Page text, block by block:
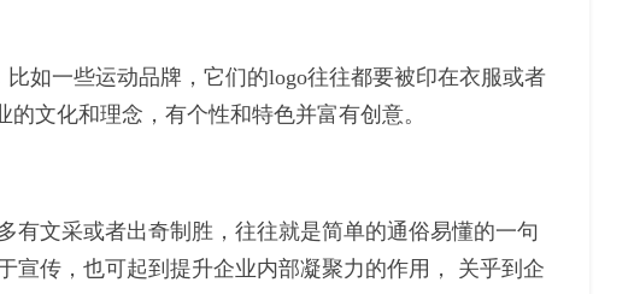
如一些运动品牌，它们的logo往往都要被印在衣服或者
文化和理念，有个性和特色并富有创意。
有文采或者出奇制胜，往往就是简单的通俗易懂的一句
宣传，也可起到提升企业内部凝聚力的作用， 关乎到企